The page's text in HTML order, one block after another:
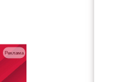
Реклама